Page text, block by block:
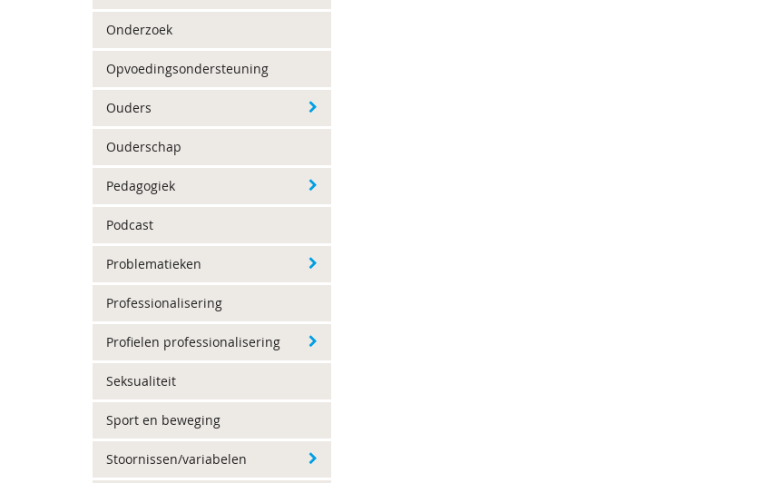
Onderzoek
Opvoedingsondersteuning
Ouders
Ouderschap
Pedagogiek
Podcast
Problematieken
Professionalisering
Profielen professionalisering
Seksualiteit
Sport en beweging
Stoornissen/variabelen